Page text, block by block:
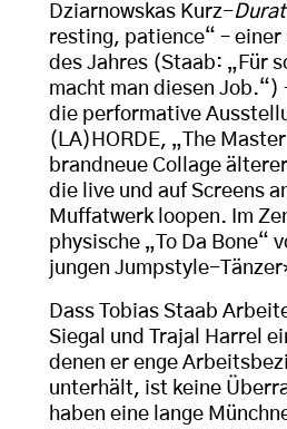
Dziarnowskas Kurz-
resting, patience“ – einer
des Jahres (Staab: „Für
macht man diesen Job.“)
die performative
(LA)HORDE, „The
brandneue Collage
die live und auf Screens
Muffatwerk loopen. Im
physische „To Da Bone“
jungen Jumpstyle-
Dass Tobias Staab
Siegal und Trajal Harrel
denen er enge
unterhält, ist keine
haben eine lange